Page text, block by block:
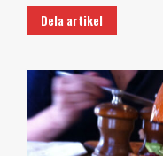
Dela artikel